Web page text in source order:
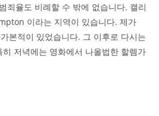
죄율도 비례할 수 밖에 없습니다. 캘리
이라는 지역이 있습니다. 제가
본적이 있었습니다. 그 이후로 다시는
저녁에는 영화에서 나올법한 할렘가